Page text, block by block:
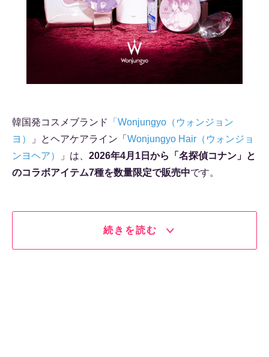
韓国発コスメブランド
「Wonjungyo（ウォンジョン
ヨ）
」とヘアケアライン「 Wonjungyo Hair（ウォンジョ
ンヨヘア）
」は、 2026年4月1日から「名探偵コナン」と
のコラボアイテム7種を数量限定で販売中です。
続きを読む